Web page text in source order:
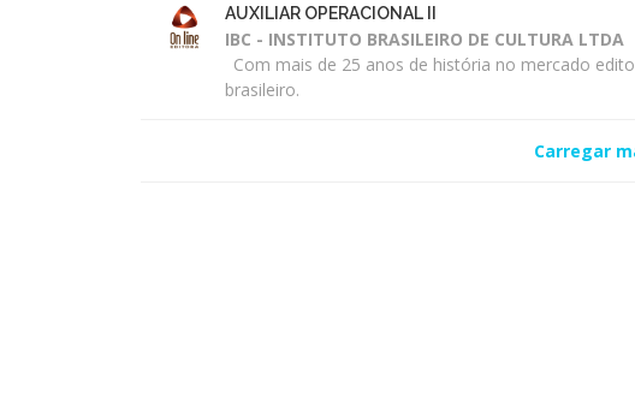
AUXILIAR OPERACIONAL II
IBC - INSTITUTO BRASILEIRO DE CULTURA LTDA
Com mais de 25 anos de história no mercado
brasileiro.
Carregar